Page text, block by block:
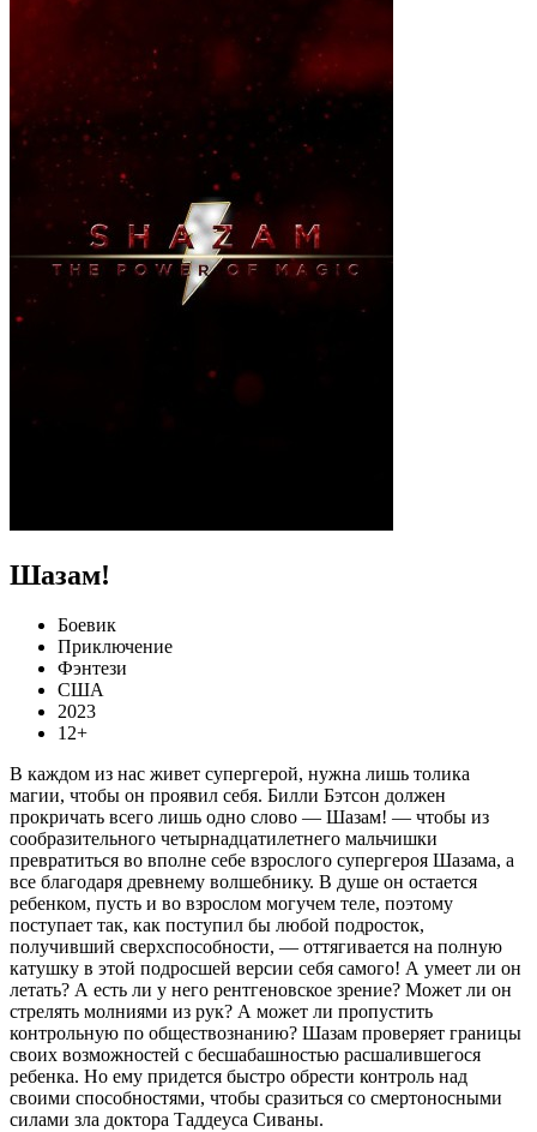
Шазам!
Боевик
Приключение
Фэнтези
США
2023
12+
В каждом из нас живет супергерой, нужна лишь толика
магии, чтобы он проявил себя. Билли Бэтсон должен
прокричать всего лишь одно слово — Шазам! — чтобы из
сообразительного четырнадцатилетнего мальчишки
превратиться во вполне себе взрослого супергероя Шазама, а
все благодаря древнему волшебнику. В душе он остается
ребенком, пусть и во взрослом могучем теле, поэтому
поступает так, как поступил бы любой подросток,
получивший сверхспособности, — оттягивается на полную
катушку в этой подросшей версии себя самого! А умеет ли он
летать? А есть ли у него рентгеновское зрение? Может ли он
стрелять молниями из рук? А может ли пропустить
контрольную по обществознанию? Шазам проверяет границы
своих возможностей с бесшабашностью расшалившегося
ребенка. Но ему придется быстро обрести контроль над
своими способностями, чтобы сразиться со смертоносными
силами зла доктора Таддеуса Сиваны.